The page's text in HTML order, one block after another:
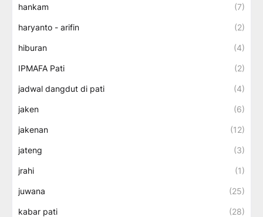
hankam (7)
haryanto - arifin (2)
hiburan (4)
IPMAFA Pati (2)
jadwal dangdut di pati (4)
jaken (6)
jakenan (12)
jateng (3)
jrahi (1)
juwana (25)
kabar pati (28)